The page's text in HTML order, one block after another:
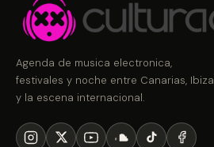
Agenda de musica electronica,
festivales y noche entre Canarias, Ibiza
y la escena internacional.